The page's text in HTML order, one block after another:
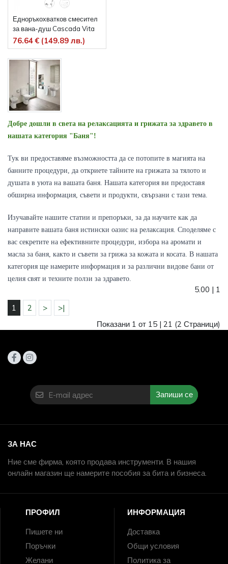
Едноръкохватков смесител
за вана-душ Cascada Vita
76.64 € (149.89 лв.)
Добре дошли в света на релаксацията и грижата за здравето в
нашата категория "Баня"!
Тук ви предоставяме възможността да се потопите в магията на
банните процедури, да откриете тайните на грижата за тялото и
душата в уюта на вашата баня. Нашата категория ви предоставя
обширна информация, съвети и продукти, свързани с тази тема.
Изучавайте нашите статии и препоръки, за да научите как да
направите вашата баня истински оазис на релаксация. Споделяме с
вас секретите на ефективните процедури, избора на аромати и
масла за баня, както и съвети за грижа за кожата и косата. В нашата
категория ще намерите информация и за различни видове бани от
целия свят и техните ползи за здравето.
5.00 | 1
1
2 >
>|
Показани 1 от 15 | 21 (2 Страници)
Запиши се
ЗА НАС
Ние сме фирма, която продава инструменти. В нашия
онлайн магазин ще намерите пособия за бита и бизнеса.
ПРОФИЛ
Пишете ни
Поръчки
Желани
ИНФОРМАЦИЯ
Доставка
Общи условия
Политика за